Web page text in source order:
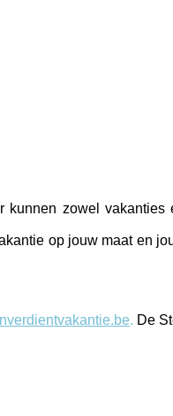
kunnen zowel vakanties
op jouw maat en
. De